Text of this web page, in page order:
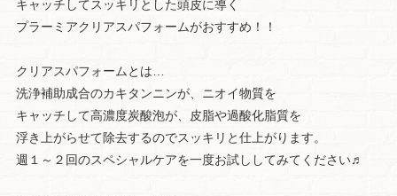
キャッチしてスッキリとした頭皮に導く
プラーミアクリアスパフォームがおすすめ！！
クリアスパフォームとは…
洗浄補助成合のカキタンニンが、ニオイ物質を
キャッチして高濃度炭酸泡が、皮脂や過酸化脂質を
浮き上がらせて除去するのでスッキリと仕上がります。
週１～２回のスペシャルケアを一度お試ししてみてください♬